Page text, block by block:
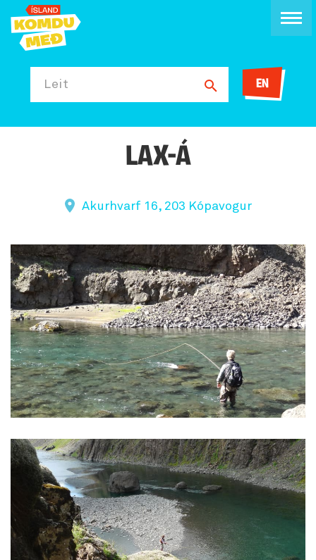
Leit EN
LAX-Á
Akurhvarf 16, 203 Kópavogur